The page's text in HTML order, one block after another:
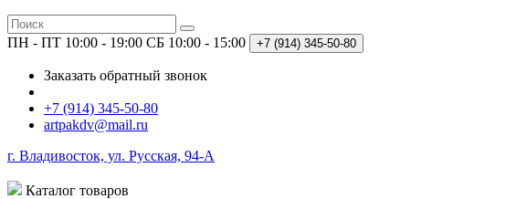
ПН - ПТ 10:00 - 19:00 СБ 10:00 - 15:00 +7 (914) 345-50-80
Заказать обратный звонок
+7 (914) 345-50-80
artpakdv@mail.ru
г. Владивосток, ул. Русская, 94-А
Каталог товаров